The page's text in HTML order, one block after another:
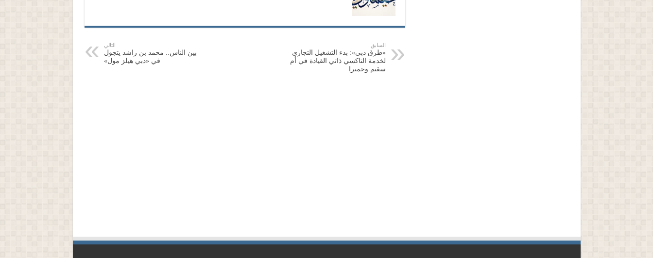
السابق
«طرق دبي»: بدء التشغيل التجاري
لخدمة التاكسي ذاتي القيادة في أم
سقيم وجميرا
التالي
بين الناس.. محمد بن راشد يتجول
في «دبي هيلز مول»